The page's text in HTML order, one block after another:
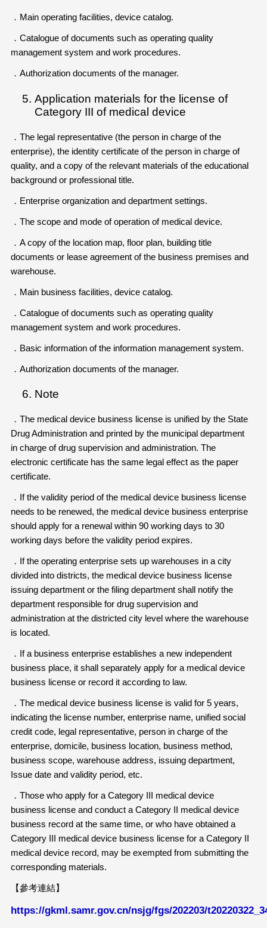
．Main operating facilities, device catalog.
．Catalogue of documents such as operating quality
management system and work procedures.
．Authorization documents of the manager.
Application materials for the license of
Category III of medical device
．The legal representative (the person in charge of the
enterprise), the identity certificate of the person in charge of
quality, and a copy of the relevant materials of the educational
background or professional title.
．Enterprise organization and department settings.
．The scope and mode of operation of medical device.
．A copy of the location map, floor plan, building title
documents or lease agreement of the business premises and
warehouse.
．Main business facilities, device catalog.
．Catalogue of documents such as operating quality
management system and work procedures.
．Basic information of the information management system.
．Authorization documents of the manager.
Note
．The medical device business license is unified by the State
Drug Administration and printed by the municipal department
in charge of drug supervision and administration. The
electronic certificate has the same legal effect as the paper
certificate.
．If the validity period of the medical device business license
needs to be renewed, the medical device business enterprise
should apply for a renewal within 90 working days to 30
working days before the validity period expires.
．If the operating enterprise sets up warehouses in a city
divided into districts, the medical device business license
issuing department or the filing department shall notify the
department responsible for drug supervision and
administration at the districted city level where the warehouse
is located.
．If a business enterprise establishes a new independent
business place, it shall separately apply for a medical device
business license or record it according to law.
．The medical device business license is valid for 5 years,
indicating the license number, enterprise name, unified social
credit code, legal representative, person in charge of the
enterprise, domicile, business location, business method,
business scope, warehouse address, issuing department,
Issue date and validity period, etc.
．Those who apply for a Category III medical device
business license and conduct a Category II medical device
business record at the same time, or who have obtained a
Category III medical device business license for a Category II
medical device record, may be exempted from submitting the
corresponding materials.
【參考連結】
https://gkml.samr.gov.cn/nsjg/fgs/202203/